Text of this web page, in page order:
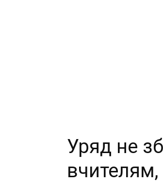
Уряд не
вчителям,